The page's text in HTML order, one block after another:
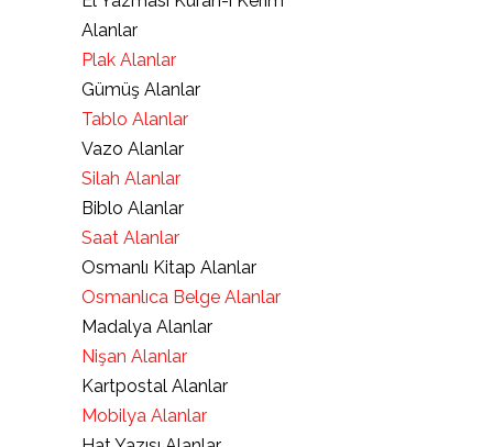
Alanlar
Plak Alanlar
Gümüş Alanlar
Tablo Alanlar
Vazo Alanlar
Silah Alanlar
Biblo Alanlar
Saat Alanlar
Osmanlı Kitap Alanlar
Osmanlıca Belge Alanlar
Madalya Alanlar
Nişan Alanlar
Kartpostal Alanlar
Mobilya Alanlar